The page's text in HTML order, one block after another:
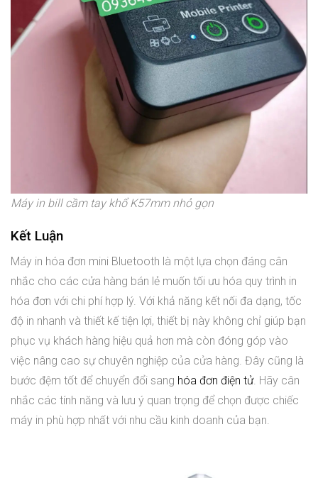
Máy in bill cầm tay khổ K57mm nhỏ gọn
Kết Luận
Máy in hóa đơn mini Bluetooth là một lựa chọn đáng cân
nhắc cho các cửa hàng bán lẻ muốn tối ưu hóa quy trình in
hóa đơn với chi phí hợp lý. Với khả năng kết nối đa dạng, tốc
độ in nhanh và thiết kế tiện lợi, thiết bị này không chỉ giúp bạn
phục vụ khách hàng hiệu quả hơn mà còn đóng góp vào
việc nâng cao sự chuyên nghiệp của cửa hàng. Đây cũng là
bước đệm tốt để chuyển đổi sang hóa đơn điện tử. Hãy cân
nhắc các tính năng và lưu ý quan trọng để chọn được chiếc
máy in phù hợp nhất với nhu cầu kinh doanh của bạn.